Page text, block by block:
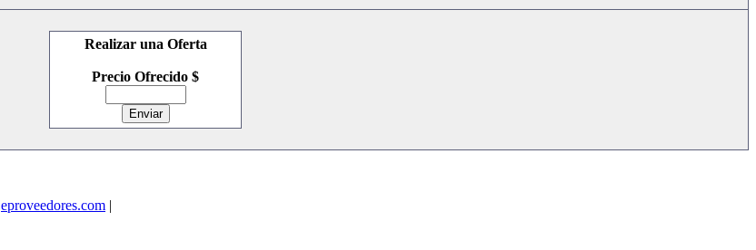
Realizar una Oferta
Precio Ofrecido $
eproveedores.com |